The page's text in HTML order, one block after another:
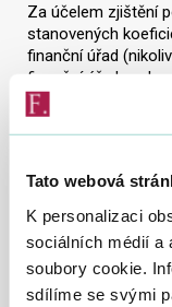
Tato webová
K personalizaci
sociálních médií a
soubory cookie.
sdílíme se svými
Za účelem zjištění
stanovených
finanční úřad
finanční úřady
https://
Aktuální informace
jsou dostupné na
odkazu:
https://
material-c-22.aspx